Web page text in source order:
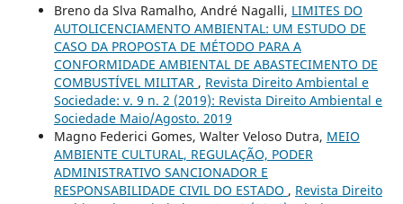
Breno da Slva Ramalho, André Nagalli, LIMITES DO
AUTOLICENCIAMENTO AMBIENTAL: UM ESTUDO DE
CASO DA PROPOSTA DE MÉTODO PARA A
CONFORMIDADE AMBIENTAL DE ABASTECIMENTO DE
COMBUSTÍVEL MILITAR , Revista Direito Ambiental e
Sociedade: v. 9 n. 2 (2019): Revista Direito Ambiental e
Sociedade Maio/Agosto. 2019
Magno Federici Gomes, Walter Veloso Dutra, MEIO
AMBIENTE CULTURAL, REGULAÇÃO, PODER
ADMINISTRATIVO SANCIONADOR E
RESPONSABILIDADE CIVIL DO ESTADO , Revista Direito